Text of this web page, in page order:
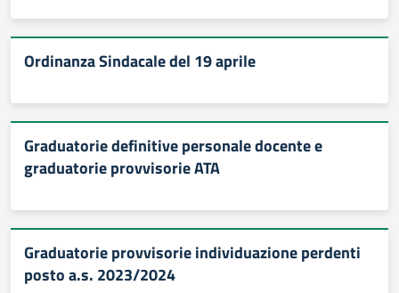
Ordinanza Sindacale del 19 aprile
Graduatorie definitive personale docente e
graduatorie provvisorie ATA
Graduatorie provvisorie individuazione perdenti
posto a.s. 2023/2024